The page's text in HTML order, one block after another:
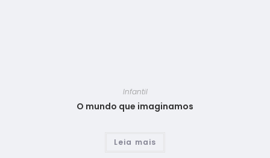
Infantil
O mundo que imaginamos
Leia mais